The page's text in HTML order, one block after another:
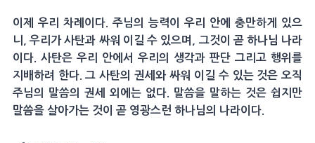
이제 우리 차례이다. 주님의 능력이 우리 안에 충만하게 있으
니, 우리가 사탄과 싸워 이길 수 있으며, 그것이 곧 하나님 나라
이다. 사탄은 우리 안에서 우리의 생각과 판단 그리고 행위를
지배하려 한다. 그 사탄의 권세와 싸워 이길 수 있는 것은 오직
주님의 말씀의 권세 외에는 없다. 말씀을 말하는 것은 쉽지만
말씀을 살아가는 것이 곧 영광스런 하나님의 나라이다.